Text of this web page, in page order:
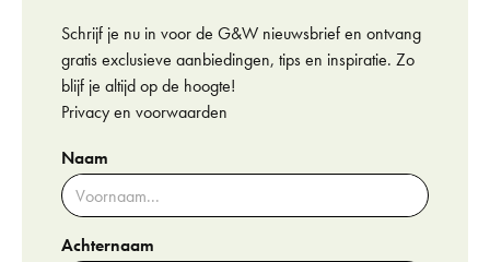
Schrijf je nu in voor de G&W nieuwsbrief en ontvang
gratis exclusieve aanbiedingen, tips en inspiratie. Zo
blijf je altijd op de hoogte!
Privacy en voorwaarden
Naam
Achternaam